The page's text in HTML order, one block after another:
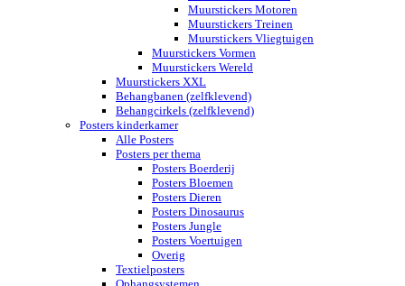
Muurstickers Motoren
Muurstickers Treinen
Muurstickers Vliegtuigen
Muurstickers Vormen
Muurstickers Wereld
Muurstickers XXL
Behangbanen (zelfklevend)
Behangcirkels (zelfklevend)
Posters kinderkamer
Alle Posters
Posters per thema
Posters Boerderij
Posters Bloemen
Posters Dieren
Posters Dinosaurus
Posters Jungle
Posters Voertuigen
Overig
Textielposters